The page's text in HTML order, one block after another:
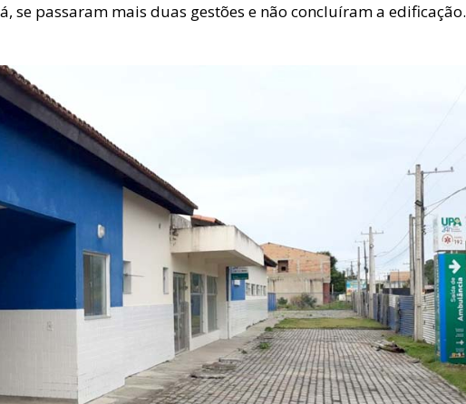
se passaram mais duas gestões e não concluíram a edificação.